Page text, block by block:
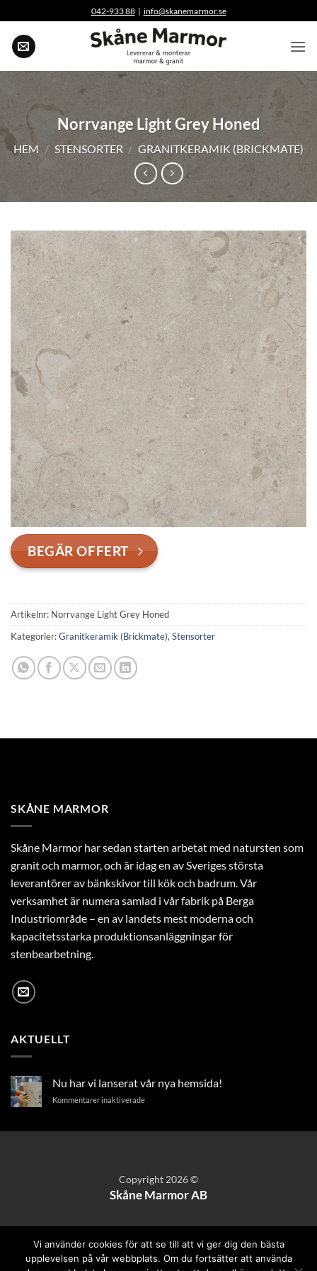
to
content
042-933 88| info@skanemarmor.se
Norrvange Light Grey Honed
HEM / STENSORTER / GRANITKERAMIK (BRICKMATE)
BEGÄR OFFERT
Artikelnr: Norrvange Light Grey Honed
Kategorier:Granitkeramik (Brickmate),Stensorter
SKÅNE MARMOR
Skåne Marmor har sedan starten arbetat med natursten som
granit och marmor, och är idag en av Sveriges största
leverantörer av bänkskivor till kök och badrum. Vår
verksamhet är numera samlad i vår fabrik på Berga
Industriområde – en av landets mest moderna och
kapacitetsstarka produktionsanläggningar för
stenbearbetning.
AKTUELLT
Nu har vi lanserat vår nya hemsida!
Kommentarer inaktiveradeför
hemsida!
Copyright 2026 ©
Skåne Marmor AB
Vi använder cookies för att se till att vi ger dig den bästa
upplevelsen på vår webbplats. Om du fortsätter att använda